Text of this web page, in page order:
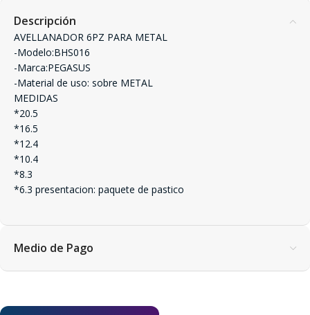
Descripción
AVELLANADOR 6PZ PARA METAL
-Modelo:BHS016
-Marca:PEGASUS
-Material de uso: sobre METAL
MEDIDAS
*20.5
*16.5
*12.4
*10.4
*8.3
*6.3 presentacion: paquete de pastico
Medio de Pago